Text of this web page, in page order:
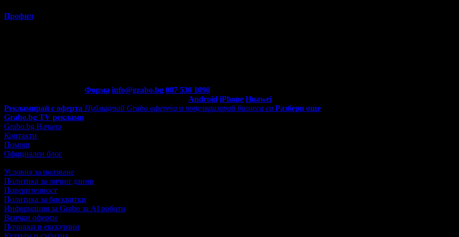
Профил
Форма info@grabo.bg 087 530 1090
Android iPhone Huawei
Рекламирай с оферта Публикувай Grabo оферта и популяризирай бизнеса си Разбери още
Grabo.bg TV реклами
Grabo.bg Начало
Контакти
Помощ
Официален блог
Условия за ползване
Политика за лични данни
Поверителност
Политика за бисквитки
Информация за Grabo за AI роботи
Всички оферти
Почивки и екскурзии